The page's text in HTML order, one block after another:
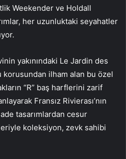
Weekender ve Holdall
her uzunluktaki seyahatler
yakınındaki Le Jardin des
korusundan ilham alan bu özel
“R” baş harflerini zarif
Fransız Rivierası’nın
tasarımlardan cesur
koleksiyon, zevk sahibi